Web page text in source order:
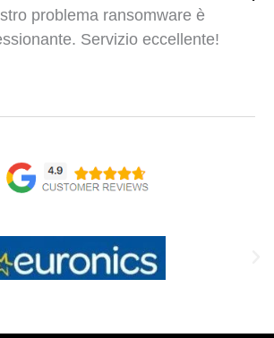
problema ransomware è
Servizio eccellente!